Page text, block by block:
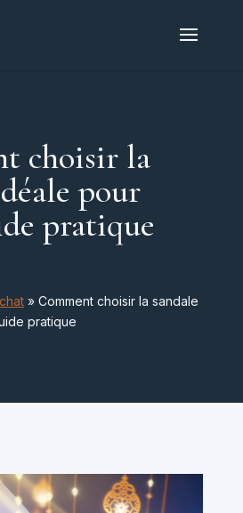
choisir la
pour
pratique
» Comment choisir la sandale
pratique